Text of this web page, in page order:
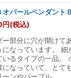
オパールペンダントＢ
円(税込)
ー部分に穴が開けて
になっています。 細
いるタイプの一品。
になっていて、とて